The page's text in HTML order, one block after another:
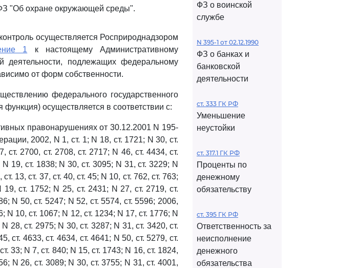
"Об охране окружающей среды".
осуществляется Росприроднадзором
1 к настоящему Административному
деятельности, подлежащих федеральному
от форм собственности.
федерального государственного
функция) осуществляется в соответствии с:
правонарушениях от 30.12.2001 N 195-
2002, N 1, ст. 1; N 18, ст. 1721; N 30, ст.
2700, ст. 2708, ст. 2717; N 46, ст. 4434, ст.
19, ст. 1838; N 30, ст. 3095; N 31, ст. 3229; N
13, ст. 37, ст. 40, ст. 45; N 10, ст. 762, ст. 763;
ст. 1752; N 25, ст. 2431; N 27, ст. 2719, ст.
N 50, ст. 5247; N 52, ст. 5574, ст. 5596; 2006,
N 10, ст. 1067; N 12, ст. 1234; N 17, ст. 1776; N
28, ст. 2975; N 30, ст. 3287; N 31, ст. 3420, ст.
ст. 4633, ст. 4634, ст. 4641; N 50, ст. 5279, ст.
33; N 7, ст. 840; N 15, ст. 1743; N 16, ст. 1824,
N 26, ст. 3089; N 30, ст. 3755; N 31, ст. 4001,
ФЗ о воинской
службе
N 395-1 от 02.12.1990
ФЗ о банках и
банковской
деятельности
ст. 333 ГК РФ
Уменьшение
неустойки
ст. 317.1 ГК РФ
Проценты по
денежному
обязательству
ст. 395 ГК РФ
Ответственность за
неисполнение
денежного
обязательства